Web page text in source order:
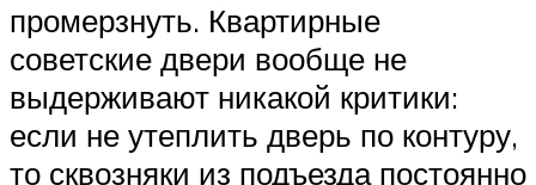
промерзнуть. Квартирные
советские двери вообще не
выдерживают никакой критики:
если не утеплить дверь по контуру,
то сквозняки из подъезда постоянно